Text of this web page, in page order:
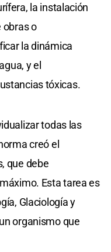
la instalación
obras o
la dinámica
y el
tóxicas.
todas las
creó el
que debe
Esta tarea es
Glaciología y
organismo que